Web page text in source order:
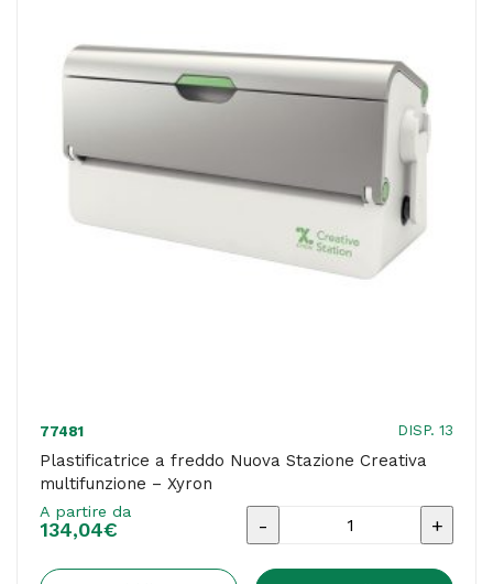
77481 DISP. 13
Plastificatrice a freddo Nuova Stazione Creativa
multifunzione – Xyron
A partire da
134,04€
Plastificatrice